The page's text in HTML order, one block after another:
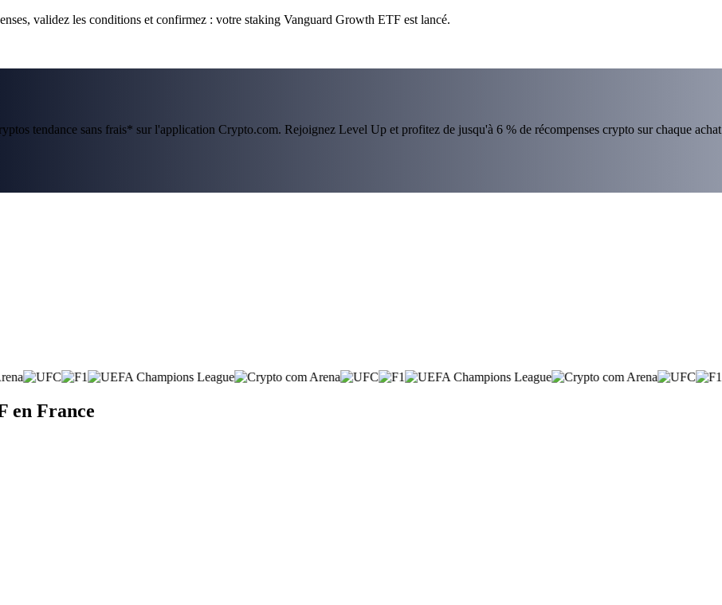
validez les conditions et confirmez : votre staking Vanguard Growth ETF est lancé.
tendance sans frais* sur l'application Crypto.com. Rejoignez Level Up et profitez de jusqu'à 6 % de récompenses crypto sur chaque achat
en France